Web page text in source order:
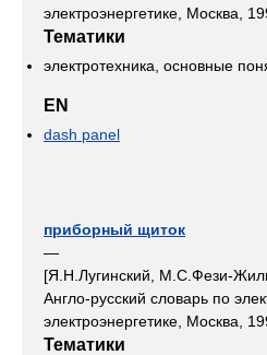
электроэнергетике, Москва,
Тематики
электротехника, основные
EN
dash panel
приборный щиток
—
[Я.Н.Лугинский, М.С.Фези-
Англо-русский словарь по
электроэнергетике, Москва,
Тематики